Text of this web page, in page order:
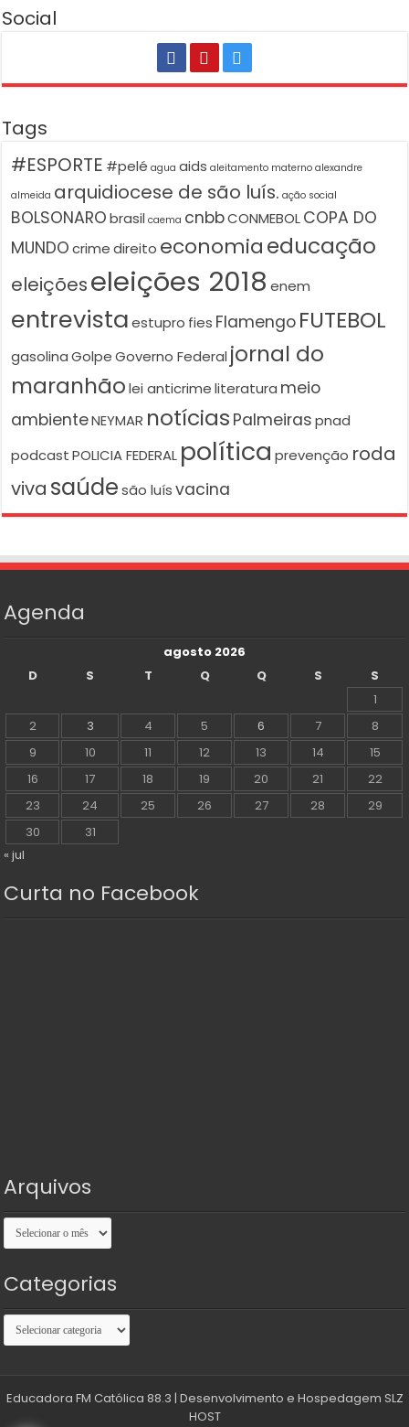
Social
Tags
#ESPORTE #pelé agua aids aleitamento materno alexandre
almeida arquidiocese de são luís. ação social
BOLSONARO brasil caema cnbbCONMEBOLCOPA DO
MUNDO crime direito economiaeducação
eleiçõeseleições 2018 enem
entrevista estupro fies Flamengo FUTEBOL
gasolina Golpe Governo Federal jornal do
maranhão lei anticrime literatura meio
ambienteNEYMAR notícias Palmeiras pnad
podcast POLICIA FEDERAL política prevenção roda
viva saúde são luís vacina
Agenda
agosto 2026
D
S T Q Q S
S
1
2
3 4 5 6 7
8
9
10 11 12 13 14
15
16
17 18 19 20 21
22
23
24 25 26 27 28
29
30
31
« jul
Curta no Facebook
Arquivos
Arquivos
Categorias
Categorias
Educadora FM Católica 88.3 | Desenvolvimento e Hospedagem SLZ
HOST